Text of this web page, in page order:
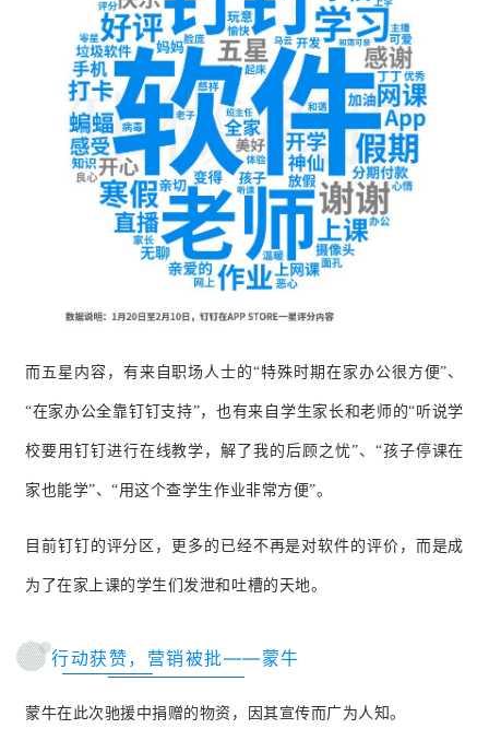
而五星内容，有来自职场人士的“特殊时期在家办公很方便”、
“在家办公全靠钉钉支持”，也有来自学生家长和老师的“听说学
校要用钉钉进行在线教学，解了我的后顾之忧”、“孩子停课在
家也能学”、“用这个查学生作业非常方便”。
目前钉钉的评分区，更多的已经不再是对软件的评价，而是成
为了在家上课的学生们发泄和吐槽的天地。
行动获赞，营销被批——蒙牛
蒙牛在此次驰援中捐赠的物资，因其宣传而广为人知。